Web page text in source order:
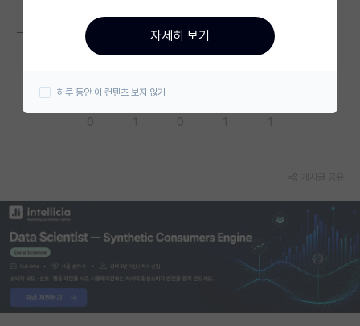
미국 대학원 합격 후기 게시판
대학원생 모집 게시판
연구실(PI) 홍보 게시판
학부 인턴 게시판
취업 게시판
임용 후기 게시판
PI 전용 게시판
ㅡ 자세히 보기
하루 동안 이 컨텐츠 보지 않기